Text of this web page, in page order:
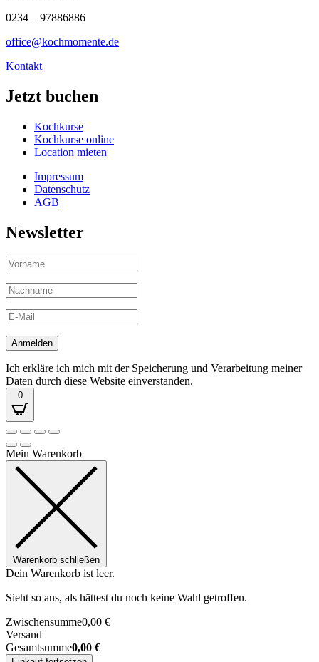
0234 – 97886886
office@kochmomente.de
Kontakt
Jetzt buchen
Kochkurse
Kochkurse online
Location mieten
Impressum
Datenschutz
AGB
Newsletter
Ich erkläre ich mich mit der Speicherung und Verarbeitung meiner
Daten durch diese Website einverstanden.
0
Mein Warenkorb
Warenkorb schließen
Dein Warenkorb ist leer.
Sieht so aus, als hättest du noch keine Wahl getroffen.
Zwischensumme0,00 €
Versand
Gesamtsumme0,00 €